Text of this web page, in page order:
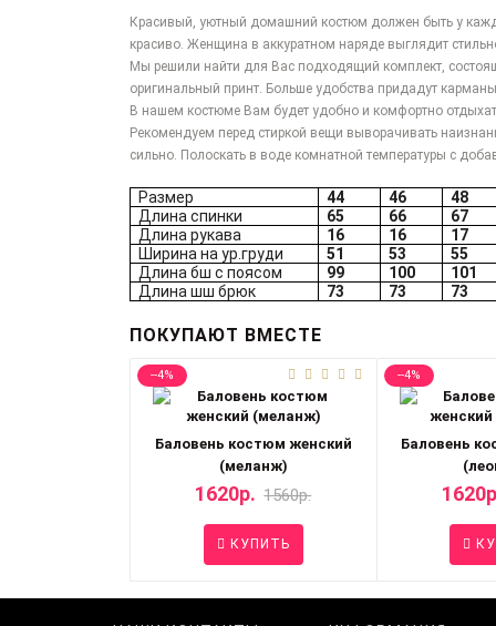
Красивый, уютный домашний костюм должен быть у
красиво. Женщина в аккуратном наряде выглядит
Мы решили найти для Вас подходящий комплект,
оригинальный принт. Больше удобства придадут
В нашем костюме Вам будет удобно и комфортно
Рекомендуем перед стиркой вещи выворачивать
сильно. Полоскать в воде комнатной температуры с
Размер 44 46
48
Длина спинки
65 66
67
Длина рукава
16 16
17
Ширина на ур.груди
51 53
55
Длина бш с поясом
99 100
101
Длина шш брюк
73 73 73
ПОКУПАЮТ ВМЕСТЕ
--4%
Баловень костюм женский
(меланж)
1620р. 1560р.
КУПИТЬ
--4%
Баловень